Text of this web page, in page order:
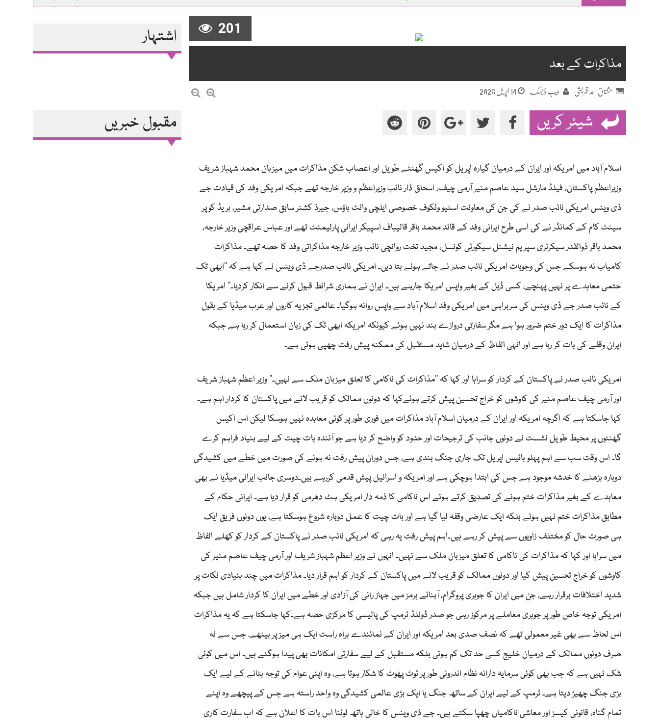
اشتہار
مقبول خبریں
201
مذاکرات کے بعد
مشتاق احمد قریشی ویب ڈیسک
شیئر کریں
اسلام آباد میں امریکہ اور ایران کے درمیان گیارہ اپریل کو اکیس گھنٹے طویل اور اعصاب شکن مذاکرات میں میزبان محمد شہباز شریف
وزیراعظم پاکستان، فیلڈ مارشل سید عاصم منیر آرمی چیف، اسحاق ڈار نائب وزیراعظم و وزیر خارجہ تھے جبکہ امریکی وفد کی قیادت جے
ڈی وینس امریکی نائب صدر نے کی جن کی معاونت اسٹیو وٹکوف خصوصی ایلچی وائٹ ہاؤس، جیرڈ کشنر سابق صدارتی مشیر، بریڈ کوپر
سینٹ کام کے کمانڈر نے کی اسی طرح ایرانی وفد کے قائد محمد باقر قالیباف اسپیکر ایرانی پارلیمنٹ تھے اور عباس عراقچی وزیر خارجہ،
محمد باقر ذوالقدر سیکرٹری سپریم نیشنل سیکورٹی کونسل، مجید تخت روانچی نائب وزیر خارجہ مذاکراتی وفد کا حصہ تھے۔ مذاکرات
کامیاب نہ ہوسکے جس کی وجوہات امریکی نائب صدر نے جاتے ہوئے بتا دیں۔ امریکی نائب صدرجے ڈی وینس نے کہا ہے کہ ’’ابھی تک
حتمی معاہدے پر نہیں پہنچے، کسی ڈیل کے بغیر واپس امریکا جارہے ہیں۔ ایران نے ہماری شرائط قبول کرنے سے انکار کردیا۔‘‘ امریکا
کے نائب صدر جے ڈی وینس کی سربراہی میں امریکی وفد اسلام آباد سے واپس روانہ ہوگیا۔ عالمی تجزیہ کاروں اور عرب میڈیا کے بقول
مذاکرات کا ایک دور ختم ضرور ہوا ہے مگر سفارتی دروازے بند نہیں ہوئے کیونکہ امریکہ ابھی تک کی زبان استعمال کر رہا ہے جبکہ
ایران وقفے کی بات کر رہا ہے اور انہی الفاظ کے درمیان شاید مستقبل کی ممکنہ پیش رفت چھپی ہوئی ہے۔
امریکی نائب صدر نے پاکستان کے کردار کو سراہا اور کہا کہ ’’مذاکرات کی ناکامی کا تعلق میزبان ملک سے نہیں۔‘‘ وزیر اعظم شہباز شریف
اور آرمی چیف عاصم منیر کی کاوشوں کو خراج تحسین پیش کرتے ہوئےکہا کہ دونوں ممالک کو قریب لانے میں پاکستان کا کردار اہم ہے۔
کہا جاسکتا ہے کہ اگرچہ امریکہ اور ایران کے درمیان اسلام آباد مذاکرات میں فوری طور پر کوئی معاہدہ نہیں ہوسکا لیکن اس اکیس
گھنٹوں پر محیط طویل نشست نے دونوں جانب کی ترجیحات اور حدود کو واضح کر دیا ہے جو آئندہ بات چیت کے لیے بنیاد فراہم کرے
گا۔ اس وقت سب سے اہم پہلو بائیس اپریل تک جاری جنگ بندی ہے، جس دوران پیش رفت نہ ہونے کی صورت میں خطے میں کشیدگی
دوبارہ بڑھنے کا خدشہ موجود ہے جس کی ابتدا ہوچکی ہے اور امریکہ و اسرائیل پیش قدمی کررہے ہیں۔دوسری جانب ایرانی میڈیا نے بھی
معاہدے کے بغیر مذاکرات ختم ہونے کی تصدیق کرتے ہوئے اس ناکامی کا ذمہ دار امریکی ہٹ دھرمی کو قرار دیا ہے۔ ایرانی حکام کے
مطابق مذاکرات ختم نہیں ہوئے بلکہ ایک عارضی وقفہ لیا گیا ہے اور بات چیت کا عمل دوبارہ شروع ہوسکتا ہے، یوں دونوں فریق ایک
ہی صورت حال کو مختلف زاویوں سے پیش کر رہے ہیں۔اہم پیش رفت یہ رہی کہ امریکی نائب صدر نے پاکستان کے کردار کو کھلے الفاظ
میں سراہا اور کہا کہ مذاکرات کی ناکامی کا تعلق میزبان ملک سے نہیں۔ انہوں نے وزیر اعظم شہباز شریف اور آرمی چیف عاصم منیر کی
کاوشوں کو خراج تحسین پیش کیا اور دونوں ممالک کو قریب لانے میں پاکستان کے کردار کو اہم قرار دیا۔ مذاکرات میں چند بنیادی نکات پر
شدید اختلافات برقرار رہے، جن میں ایران کا جوہری پروگرام، آبنائے ہرمز میں جہاز رانی کی آزادی اور خطے میں ایران کا کردار شامل ہیں جبکہ
امریکی توجہ خاص طور پر جوہری معاملے پر مرکوز رہی جو صدر ڈونلڈ ٹرمپ کی پالیسی کا مرکزی حصہ ہے۔کہا جاسکتا ہے کہ یہ مذاکرات
اس لحاظ سے بھی غیر معمولی تھے کہ نصف صدی بعد امریکہ اور ایران کے نمائندے براہ راست ایک ہی میز پر بیٹھے، جس سے نہ
صرف دونوں ممالک کے درمیان خلیج کسی حد تک کم ہوئی بلکہ مستقبل کے لیے سفارتی امکانات بھی پیدا ہوگئے ہیں۔ اس میں کوئی
شک نہیں ہے کہ جب بھی کوئی سرمایہ دارانہ نظام اندرونی طور پر ٹوٹ پھوٹ کا شکار ہوتا ہے، وہ اپنی عوام کی توجہ بٹانے کے لیے ایک
بڑی جنگ چھیڑ دیتا ہے۔ ٹرمپ کے لیے ایران کے ساتھ جنگ یا ایک بڑی عالمی کشیدگی وہ واحد راستہ ہے جس کے پیچھے وہ اپنے
تمام گناہ، قانونی کیسز اور معاشی ناکامیاں چھپا سکتے ہیں۔ جے ڈی وینس کا خالی ہاتھ لوٹنا اس بات کا اعلان ہے کہ اب سفارت کاری